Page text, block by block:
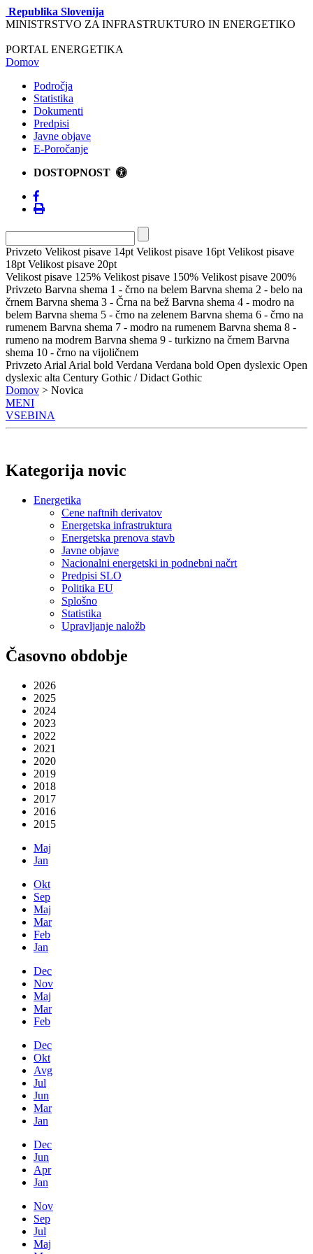
Republika Slovenija
MINISTRSTVO ZA INFRASTRUKTURO IN ENERGETIKO
PORTAL ENERGETIKA
Domov
Področja
Statistika
Dokumenti
Predpisi
Javne objave
E-Poročanje
DOSTOPNOST
Privzeto Velikost pisave 14pt Velikost pisave 16pt Velikost pisave
18pt Velikost pisave 20pt
Velikost pisave 125% Velikost pisave 150% Velikost pisave 200%
Privzeto Barvna shema 1 - črno na belem Barvna shema 2 - belo na
črnem Barvna shema 3 - Črna na bež Barvna shema 4 - modro na
belem Barvna shema 5 - črno na zelenem Barvna shema 6 - črno na
rumenem Barvna shema 7 - modro na rumenem Barvna shema 8 -
rumeno na modrem Barvna shema 9 - turkizno na črnem Barvna
shema 10 - črno na vijoličnem
Privzeto Arial Arial bold Verdana Verdana bold Open dyslexic Open
dyslexic alta Century Gothic / Didact Gothic
Domov > Novica
MENI
VSEBINA
Kategorija novic
Energetika
Cene naftnih derivatov
Energetska infrastruktura
Energetska prenova stavb
Javne objave
Nacionalni energetski in podnebni načrt
Predpisi SLO
Politika EU
Splošno
Statistika
Upravljanje naložb
Časovno obdobje
2026
2025
2024
2023
2022
2021
2020
2019
2018
2017
2016
2015
Maj
Jan
Okt
Sep
Maj
Mar
Feb
Jan
Dec
Nov
Maj
Mar
Feb
Dec
Okt
Avg
Jul
Jun
Mar
Jan
Dec
Jun
Apr
Jan
Nov
Sep
Jul
Maj